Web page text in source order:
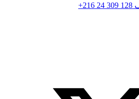
+216 24 309 128